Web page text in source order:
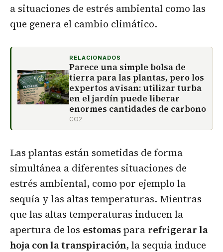
a situaciones de estrés ambiental como las
que genera el cambio climático.
RELACIONADOS
Parece una simple bolsa de
tierra para las plantas, pero los
expertos avisan: utilizar turba
en el jardín puede liberar
enormes cantidades de carbono
CO2
Las plantas están sometidas de forma
simultánea a diferentes situaciones de
estrés ambiental, como por ejemplo la
sequía y las altas temperaturas. Mientras
que las altas temperaturas inducen la
apertura de los estomaspara refrigerar la
hoja con la transpiración, la sequía induce